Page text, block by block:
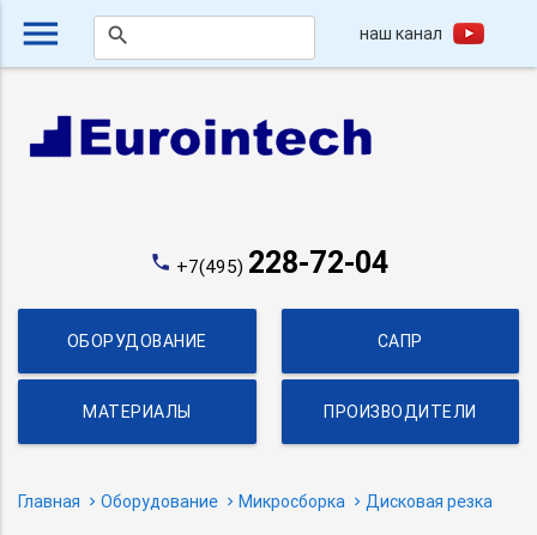
menu search наш канал
phone +7(495) 228-72-04
ОБОРУДОВАНИЕ САПР
МАТЕРИАЛЫ ПРОИЗВОДИТЕЛИ
Главная Оборудование Микросборка Дисковая резка